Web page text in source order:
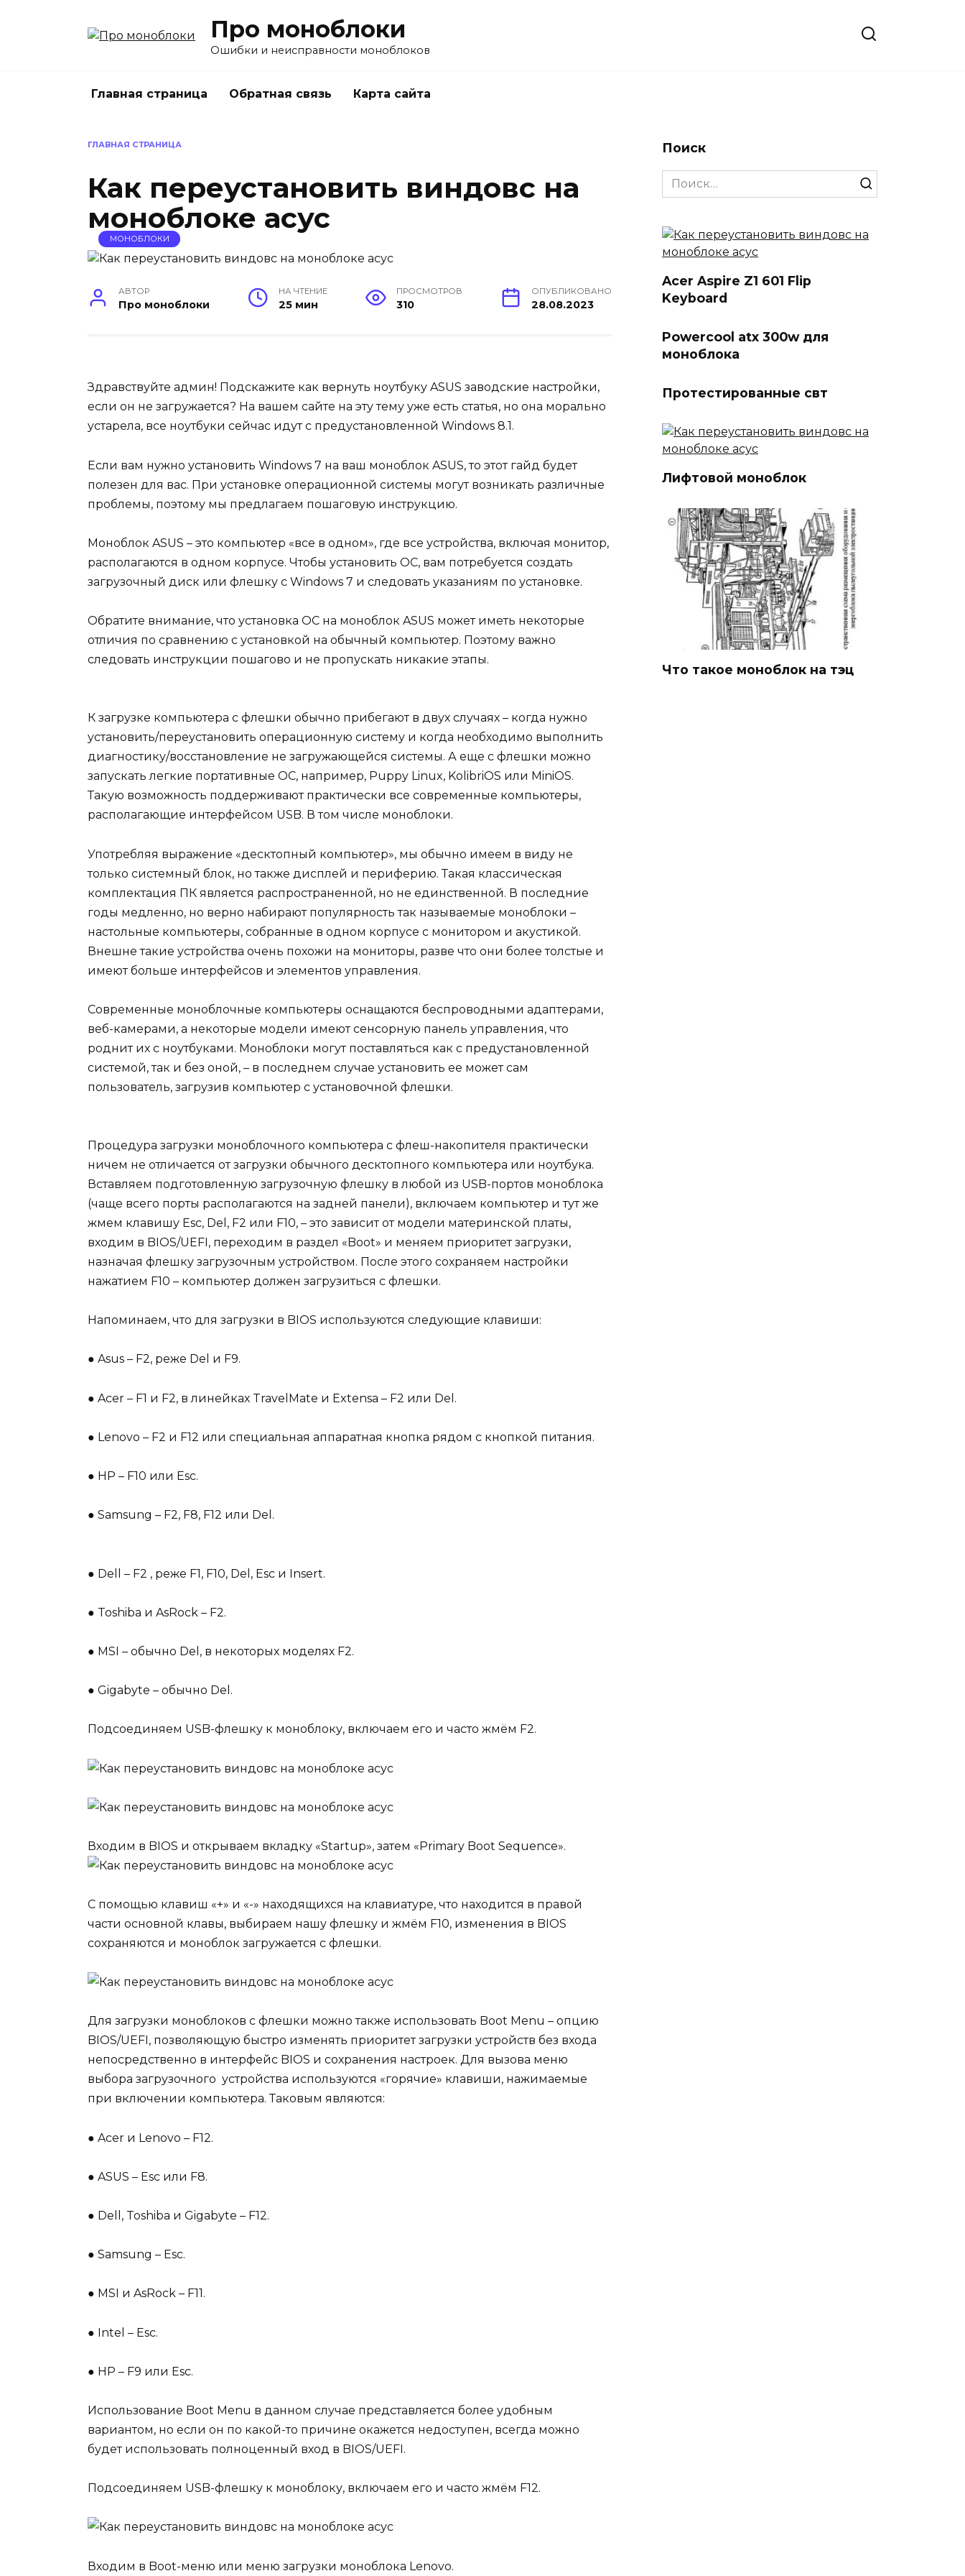
Про моноблоки
Ошибки и неисправности моноблоков
Главная страница Обратная связь Карта сайта
ГЛАВНАЯ СТРАНИЦА
Как переустановить виндовс на
моноблоке асус
МОНОБЛОКИ
АВТОР
Про моноблоки
НА ЧТЕНИЕ
25 мин
ПРОСМОТРОВ
310
ОПУБЛИКОВАНО
28.08.2023
Здравствуйте админ! Подскажите как вернуть ноутбуку ASUS заводские настройки,
если он не загружается? На вашем сайте на эту тему уже есть статья, но она морально
устарела, все ноутбуки сейчас идут с предустановленной Windows 8.1.
Если вам нужно установить Windows 7 на ваш моноблок ASUS, то этот гайд будет
полезен для вас. При установке операционной системы могут возникать различные
проблемы, поэтому мы предлагаем пошаговую инструкцию.
Моноблок ASUS – это компьютер «все в одном», где все устройства, включая монитор,
располагаются в одном корпусе. Чтобы установить ОС, вам потребуется создать
загрузочный диск или флешку с Windows 7 и следовать указаниям по установке.
Обратите внимание, что установка ОС на моноблок ASUS может иметь некоторые
отличия по сравнению с установкой на обычный компьютер. Поэтому важно
следовать инструкции пошагово и не пропускать никакие этапы.
К загрузке компьютера с флешки обычно прибегают в двух случаях – когда нужно
установить/переустановить операционную систему и когда необходимо выполнить
диагностику/восстановление не загружающейся системы. А еще с флешки можно
запускать легкие портативные ОС, например, Puppy Linux, KolibriOS или MiniOS.
Такую возможность поддерживают практически все современные компьютеры,
располагающие интерфейсом USB. В том числе моноблоки.
Употребляя выражение «десктопный компьютер», мы обычно имеем в виду не
только системный блок, но также дисплей и периферию. Такая классическая
комплектация ПК является распространенной, но не единственной. В последние
годы медленно, но верно набирают популярность так называемые моноблоки –
настольные компьютеры, собранные в одном корпусе с монитором и акустикой.
Внешне такие устройства очень похожи на мониторы, разве что они более толстые и
имеют больше интерфейсов и элементов управления.
Современные моноблочные компьютеры оснащаются беспроводными адаптерами,
веб-камерами, а некоторые модели имеют сенсорную панель управления, что
роднит их с ноутбуками. Моноблоки могут поставляться как с предустановленной
системой, так и без оной, – в последнем случае установить ее может сам
пользователь, загрузив компьютер с установочной флешки.
Процедура загрузки моноблочного компьютера с флеш-накопителя практически
ничем не отличается от загрузки обычного десктопного компьютера или ноутбука.
Вставляем подготовленную загрузочную флешку в любой из USB-портов моноблока
(чаще всего порты располагаются на задней панели), включаем компьютер и тут же
жмем клавишу Esc, Del, F2 или F10, – это зависит от модели материнской платы,
входим в BIOS/UEFI, переходим в раздел «Boot» и меняем приоритет загрузки,
назначая флешку загрузочным устройством. После этого сохраняем настройки
нажатием F10 – компьютер должен загрузиться с флешки.
Напоминаем, что для загрузки в BIOS используются следующие клавиши:
● Asus – F2, реже Del и F9.
● Acer – F1 и F2, в линейках TravelMate и Extensa – F2 или Del.
● Lenovo – F2 и F12 или специальная аппаратная кнопка рядом с кнопкой питания.
● HP – F10 или Esc.
● Samsung – F2, F8, F12 или Del.
● Dell – F2 , реже F1, F10, Del, Esc и Insert.
● Toshiba и AsRock – F2.
● MSI – обычно Del, в некоторых моделях F2.
● Gigabyte – обычно Del.
Подсоединяем USB-флешку к моноблоку, включаем его и часто жмём F2.
Входим в BIOS и открываем вкладку «Startup», затем «Primary Boot Sequence».
С помощью клавиш «+» и «-» находящихся на клавиатуре, что находится в правой
части основной клавы, выбираем нашу флешку и жмём F10, изменения в BIOS
сохраняются и моноблок загружается с флешки.
Для загрузки моноблоков с флешки можно также использовать Boot Menu – опцию
BIOS/UEFI, позволяющую быстро изменять приоритет загрузки устройств без входа
непосредственно в интерфейс BIOS и сохранения настроек. Для вызова меню
выбора загрузочного устройства используются «горячие» клавиши, нажимаемые
при включении компьютера. Таковым являются:
● Acer и Lenovo – F12.
● ASUS – Esc или F8.
● Dell, Toshiba и Gigabyte – F12.
● Samsung – Esc.
● MSI и AsRock – F11.
● Intel – Esc.
● HP – F9 или Esc.
Использование Boot Menu в данном случае представляется более удобным
вариантом, но если он по какой-то причине окажется недоступен, всегда можно
будет использовать полноценный вход в BIOS/UEFI.
Подсоединяем USB-флешку к моноблоку, включаем его и часто жмём F12.
Входим в Boot-меню или меню загрузки моноблока Lenovo.
Поиск
Search
for:
Acer Aspire Z1 601 Flip
Keyboard
Powercool atx 300w для
моноблока
Протестированные свт
Лифтовой моноблок
Что такое моноблок на тэц